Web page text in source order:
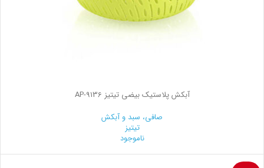
آبکش پلاستیک بیضی تیتیز AP-9136
صافی، سبد و آبکش
تیتیز
ناموجود